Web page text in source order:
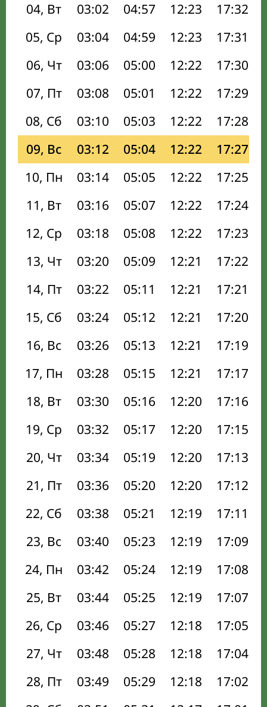
04, Вт
03:02 04:57 12:23 17:32
05, Ср
03:04 04:59 12:23 17:31
06, Чт
03:06 05:00 12:22 17:30
07, Пт
03:08 05:01 12:22 17:29
08, Сб
03:10 05:03 12:22 17:28
09, Вс
03:12 05:04 12:22 17:27
10, Пн
03:14 05:05 12:22 17:25
11, Вт
03:16 05:07 12:22 17:24
12, Ср
03:18 05:08 12:22 17:23
13, Чт
03:20 05:09 12:21 17:22
14, Пт
03:22 05:11 12:21 17:21
15, Сб
03:24 05:12 12:21 17:20
16, Вс
03:26 05:13 12:21 17:19
17, Пн
03:28 05:15 12:21 17:17
18, Вт
03:30 05:16 12:20 17:16
19, Ср
03:32 05:17 12:20 17:15
20, Чт
03:34 05:19 12:20 17:13
21, Пт
03:36 05:20 12:20 17:12
22, Сб
03:38 05:21 12:19 17:11
23, Вс
03:40 05:23 12:19 17:09
24, Пн
03:42 05:24 12:19 17:08
25, Вт
03:44 05:25 12:19 17:07
26, Ср
03:46 05:27 12:18 17:05
27, Чт
03:48 05:28 12:18 17:04
28, Пт
03:49 05:29 12:18 17:02